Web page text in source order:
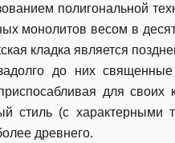
полигональной
монолитов весом в
кладка является
до них
для своих
стиль (с характерными
древнего.